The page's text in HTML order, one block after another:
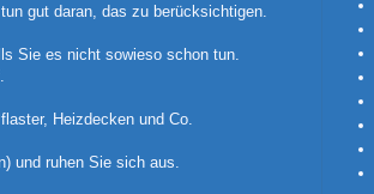
gut daran, das zu berücksichtigen.
Sie es nicht sowieso schon tun.
Heizdecken und Co.
und ruhen Sie sich aus.